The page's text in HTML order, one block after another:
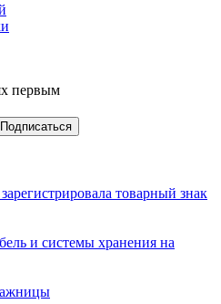
первым
товарный знак
и системы хранения на